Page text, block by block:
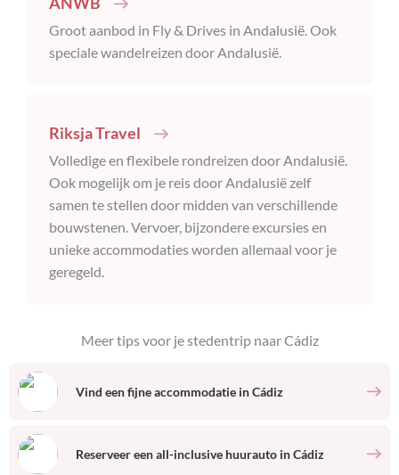
Groot aanbod in Fly & Drives in Andalusië. Ook
speciale wandelreizen door Andalusië.
Riksja Travel
Volledige en flexibele rondreizen door Andalusië.
Ook mogelijk om je reis door Andalusië zelf
samen te stellen door midden van verschillende
bouwstenen. Vervoer, bijzondere excursies en
unieke accommodaties worden allemaal voor je
geregeld.
Meer tips voor je stedentrip naarCádiz
Vind een fijne accommodatie inCádiz
Reserveer een all-inclusive huurauto inCádiz